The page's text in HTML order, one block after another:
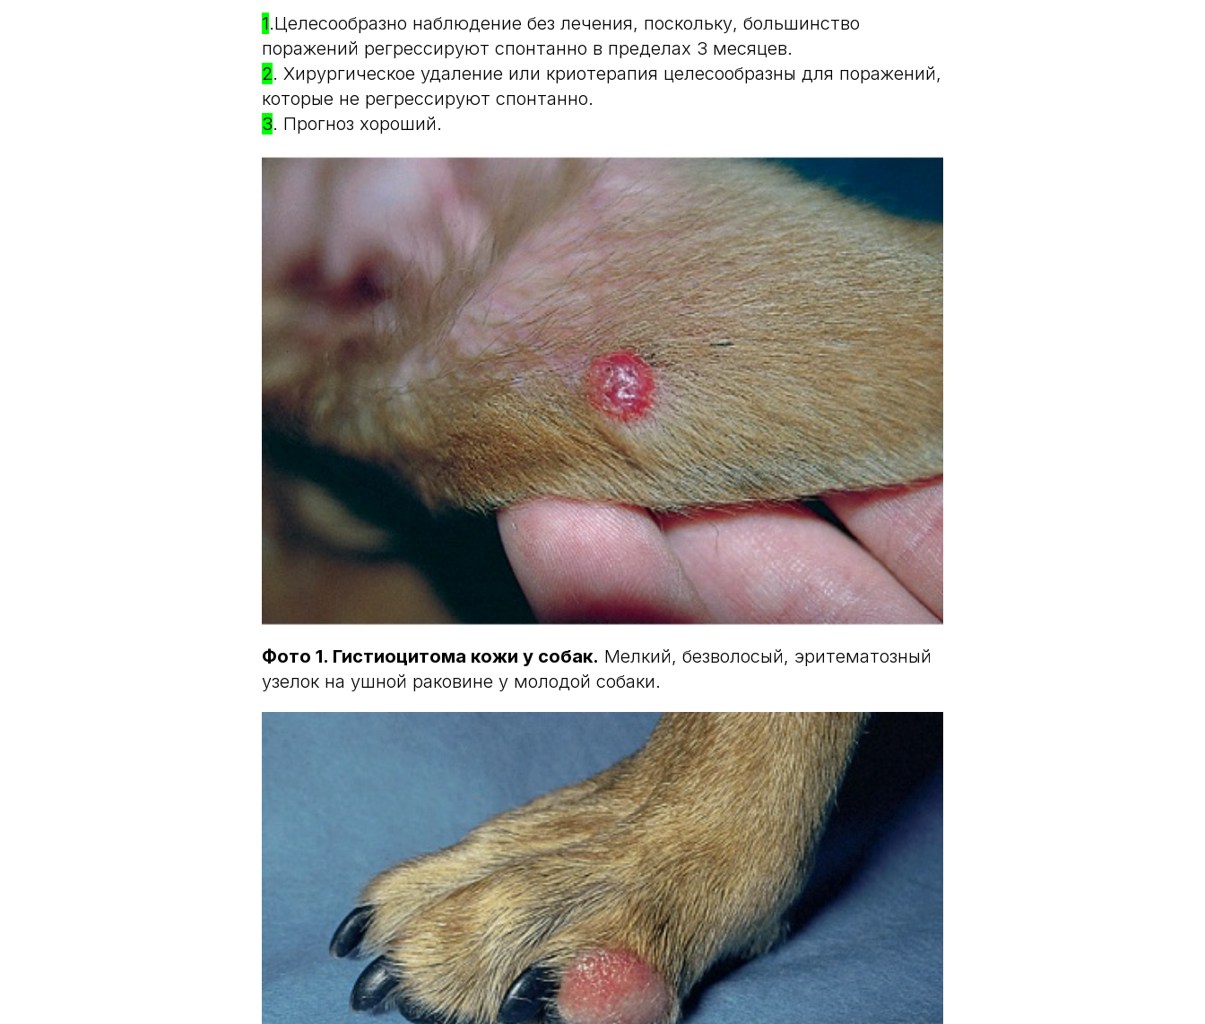
1.Целесообразно наблюдение без лечения, поскольку, большинство
поражений регрессируют спонтанно в пределах 3 месяцев.
2. Хирургическое удаление или криотерапия целесообразны для поражений,
которые не регрессируют спонтанно.
3. Прогноз хороший.
Фото 1. Гистиоцитома кожи у собак. Мелкий, безволосый, эритематозный
узелок на ушной раковине у молодой собаки.